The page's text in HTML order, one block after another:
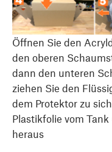
Öffnen Sie den
den oberen
dann den unteren
ziehen Sie den
dem Protektor zu
Plastikfolie vom
heraus